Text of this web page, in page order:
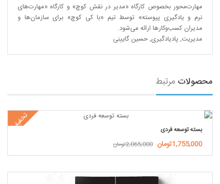
مهارت‌محور بخصوص کارگاه «مدیر در نقش کوچ» و کارگاه «مهارت‌های
نرم و یادگیری پیوسته» توسط تیم «با کی کوچ» برای سازمان‌ها و
مدیران کسب‌وکارها ارائه می‌شود.
مدیریت, پادیادگیری,حسین گایینی
محصولات مرتبط
تخفیف بسته توسعه فردی
1,755,000تومان 2,065,000تومان